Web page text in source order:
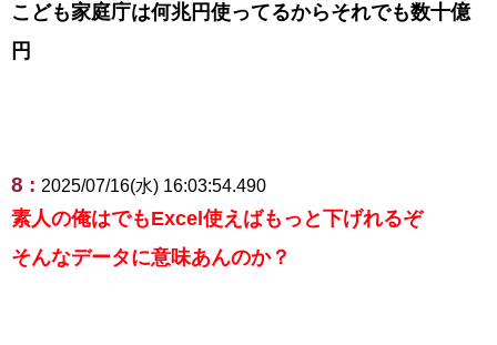
こども家庭庁は何兆円使ってるからそれでも数十億
円
8 : 2025/07/16(水) 16:03:54.490
素人の俺はでもExcel使えばもっと下げれるぞ
そんなデータに意味あんのか？